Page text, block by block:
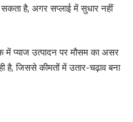
है, अगर सप्लाई में सुधार नहीं
में प्याज उत्पादन पर मौसम का असर
है, जिससे कीमतों में उतार-चढ़ाव बना